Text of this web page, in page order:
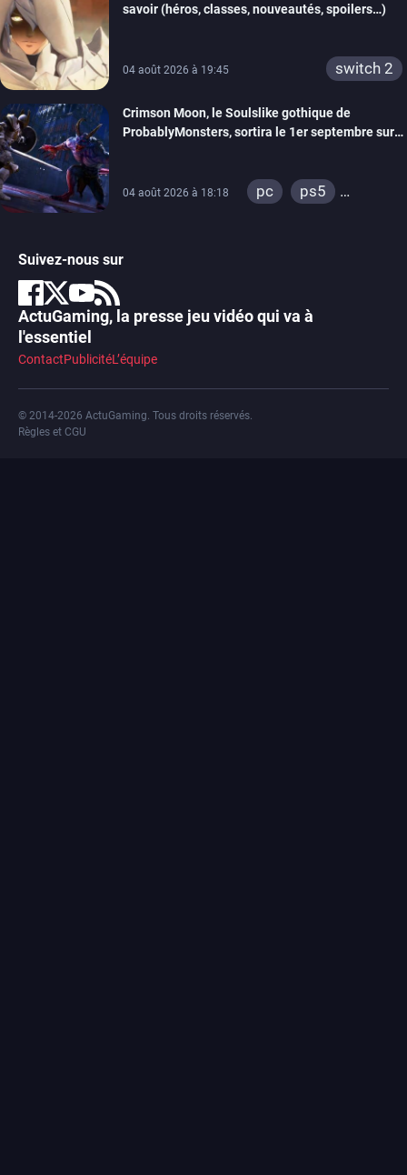
savoir (héros, classes, nouveautés, spoilers…)
04 août 2026 à 19:45 switch 2
Crimson Moon, le Soulslike gothique de
ProbablyMonsters, sortira le 1er septembre sur
04 août 2026 à 18:18 pc
ps5
Suivez-nous sur
ActuGaming, la presse jeu vidéo qui va à
l'essentiel
ContactPublicitéL’équipe
© 2014-2026 ActuGaming. Tous droits réservés.
Règles et CGU